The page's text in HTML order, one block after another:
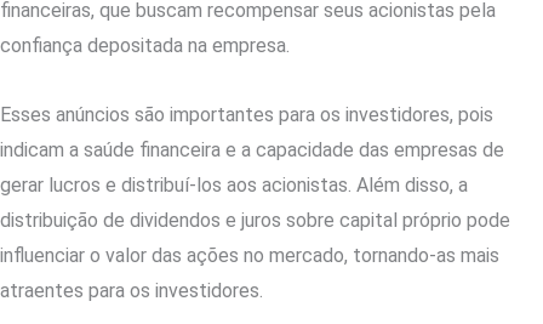
financeiras, que buscam recompensar seus acionistas pela
confiança depositada na empresa.
Esses anúncios são importantes para os investidores, pois
indicam a saúde financeira e a capacidade das empresas de
gerar lucros e distribuí-los aos acionistas. Além disso, a
distribuição de dividendos e juros sobre capital próprio pode
influenciar o valor das ações no mercado, tornando-as mais
atraentes para os investidores.